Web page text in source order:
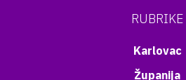
RUBRIKE
Karlovac
Županija